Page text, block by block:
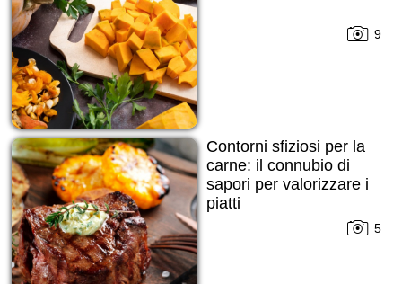
9
Contorni sfiziosi per la
carne: il connubio di
sapori per valorizzare i
piatti
5